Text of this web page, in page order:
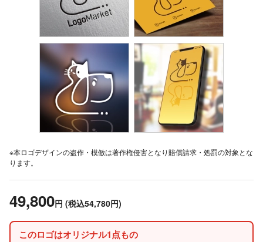
※本ロゴデザインの盗作・模倣は著作権侵害となり賠償請求・処罰の対象とな
ります。
49,800円 (税込54,780円)
このロゴはオリジナル1点もの